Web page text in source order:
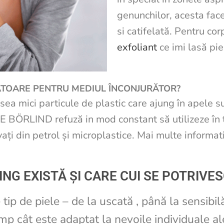
genunchilor, acesta
si catifelată. Pentru
exfoliantce imi lasă
PENTRU MEDIUL ÎNCONJURĂTOR?
mici particule de plastic care ajung în apele
BÖRLIND refuză in mod constant să utilizeze
din petrol și microplastice. Mai multe
EXISTĂ ȘI CARE CUI SE
de piele – de la uscată , până la
cât este adaptat la nevoile individuale